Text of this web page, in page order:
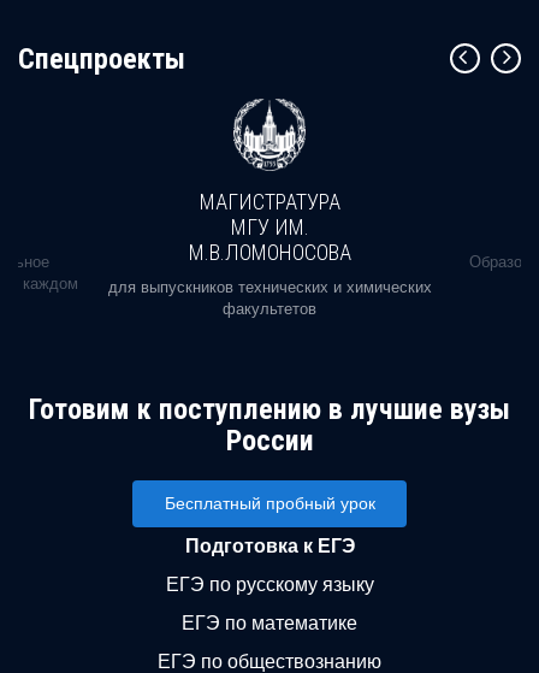
Cпецпроекты
в каждом
МАГИСТРАТУРА
МГУ ИМ.
М.В.ЛОМОНОСОВА
для выпускников технических и химических
факультетов
Готовим к поступлению в лучшие вузы
России
Бесплатный пробный урок
Подготовка к ЕГЭ
ЕГЭ по русскому языку
ЕГЭ по математике
ЕГЭ по обществознанию